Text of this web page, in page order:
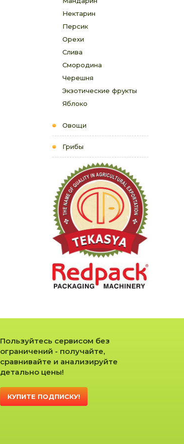
Нектарин
Персик
Орехи
Слива
Смородина
Черешня
Экзотические фрукты
Яблоко
Овощи
Грибы
Пользуйтесь сервисом без
ограничений - получайте,
сравнивайте и анализируйте
детально цены!
КУПИТЕ ПОДПИСКУ!